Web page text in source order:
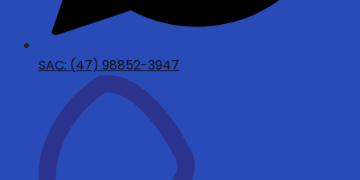
SAC: (47) 98852-3947